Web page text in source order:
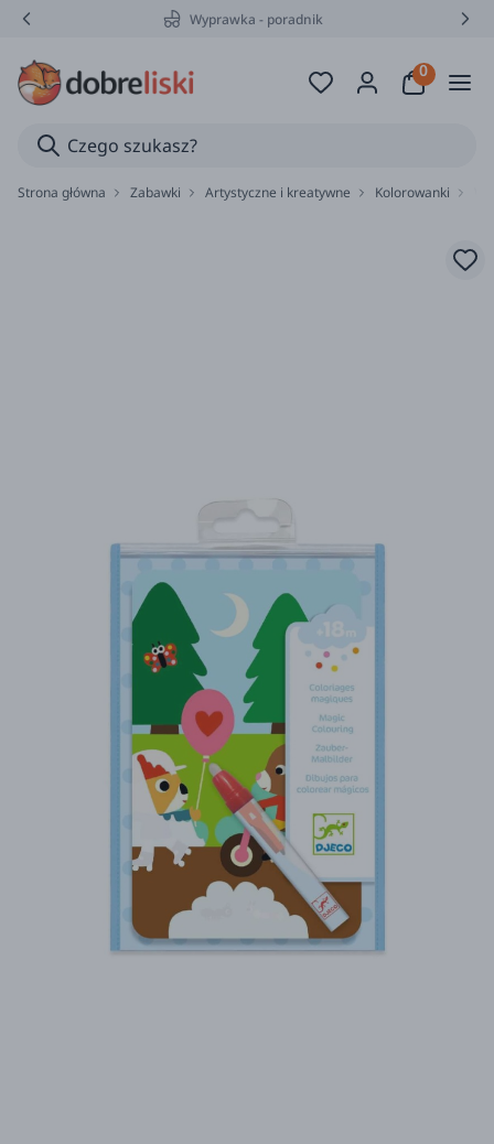
Wyprawka - poradnik
Strona główna Zabawki Artystyczne i kreatywne Kolorowanki